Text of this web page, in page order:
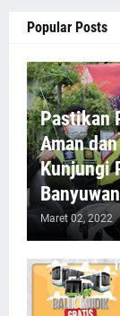
Popular Posts
Pastikan
Aman
Kunjungi
Maret 02, 2022